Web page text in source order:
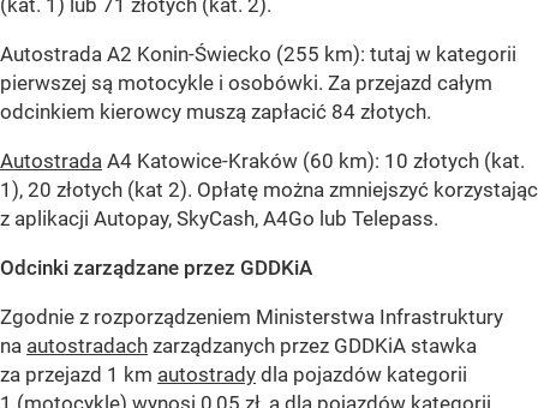
Autostrada A2 Konin-Świecko (255 km): tutaj w kategorii
pierwszej są motocykle i osobówki. Za przejazd całym
odcinkiem kierowcy muszą zapłacić 84 złotych.
Autostrada A4 Katowice-Kraków (60 km): 10 złotych (kat.
1), 20 złotych (kat 2). Opłatę można zmniejszyć korzystając
z aplikacji Autopay, SkyCash, A4Go lub Telepass.
Odcinki zarządzane przez GDDKiA
Zgodnie z rozporządzeniem Ministerstwa Infrastruktury
na autostradach zarządzanych przez GDDKiA stawka
za przejazd 1 km autostrady dla pojazdów kategorii
1 (motocykle) wynosi 0,05 zł, a dla pojazdów kategorii